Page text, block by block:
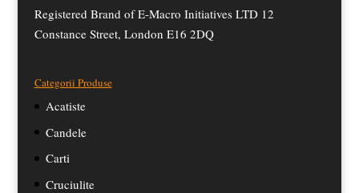
Registered Brand of E-Macro Initiatives LTD 12
Constance Street, London E16 2DQ
Categorii Produse
Acatiste
Candele
Carti
Cruciulite